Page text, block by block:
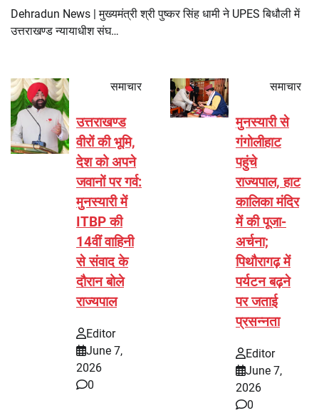
Dehradun News | मुख्यमंत्री श्री पुष्कर सिंह धामी ने UPES बिधौली में
उत्तराखण्ड न्यायाधीश संघ…
समाचार
उत्तराखण्ड
वीरों की भूमि,
देश को अपने
जवानों पर गर्व:
मुनस्यारी में
ITBP की
14वीं वाहिनी
से संवाद के
दौरान बोले
राज्यपाल
Editor
June 7,
2026
0
समाचार
मुनस्यारी से
गंगोलीहाट
पहुंचे
राज्यपाल, हाट
कालिका मंदिर
में की पूजा-
अर्चना;
पिथौरागढ़ में
पर्यटन बढ़ने
पर जताई
प्रसन्नता
Editor
June 7,
2026
0